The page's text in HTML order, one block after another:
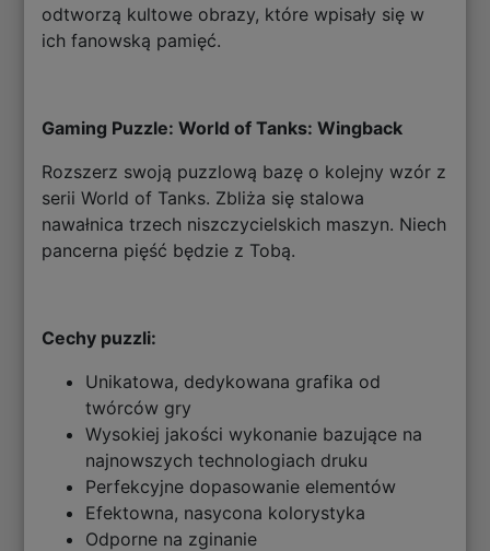
odtworzą kultowe obrazy, które wpisały się w
ich fanowską pamięć.
Gaming Puzzle: World of Tanks: Wingback
Rozszerz swoją puzzlową bazę o kolejny wzór z
serii World of Tanks. Zbliża się stalowa
nawałnica trzech niszczycielskich maszyn. Niech
pancerna pięść będzie z Tobą.
Cechy puzzli:
Unikatowa, dedykowana grafika od
twórców gry
Wysokiej jakości wykonanie bazujące na
najnowszych technologiach druku
Perfekcyjne dopasowanie elementów
Efektowna, nasycona kolorystyka
Odporne na zginanie